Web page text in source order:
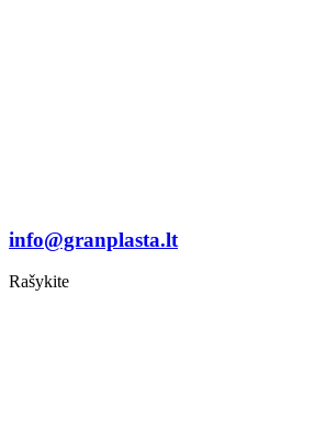
info@granplasta.lt
Rašykite